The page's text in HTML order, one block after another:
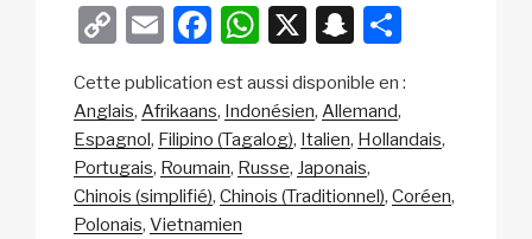
C
p
y
Li
n
E
ail
F
c
e
b
o
W
at
s
A
p
X
S
a
p
c
h
ta
g
Cette publication est aussi disponible en :
Anglais Afrikaans Indonésien Allemand
Espagnol Filipino (Tagalog) Italien Hollandais
Portugais Roumain Russe Japonais
Chinois (simplifié) Chinois (Traditionnel) Coréen
Polonais Vietnamien